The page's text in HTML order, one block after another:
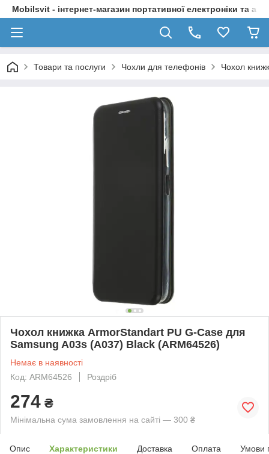
Mobilsvit - інтернет-магазин портативної електроніки та
Товари та послуги Чохли для телефонів Чохол
Чохол книжка ArmorStandart PU G-Case для
Samsung A03s (A037) Black (ARM64526)
Немає в наявності
Код: ARM64526
Роздріб
274 ₴
Мінімальна сума замовлення на сайті — 300 ₴
Опис Характеристики Доставка Оплата Умови